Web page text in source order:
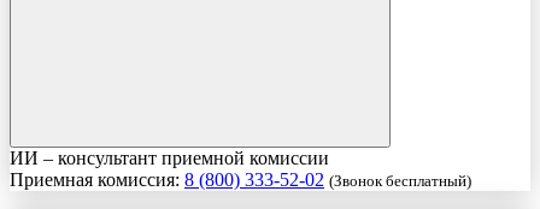
ИИ – консультант приемной комиссии
Приемная комиссия: 8 (800) 333-52-02 (Звонок бесплатный)